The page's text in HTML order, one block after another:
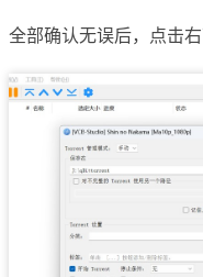
全部确认无误后，点击右